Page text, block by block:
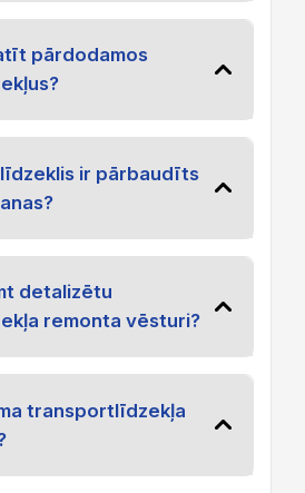
pārdodamos
ir pārbaudīts
detalizētu
remonta vēsturi?
transportlīdzekļa